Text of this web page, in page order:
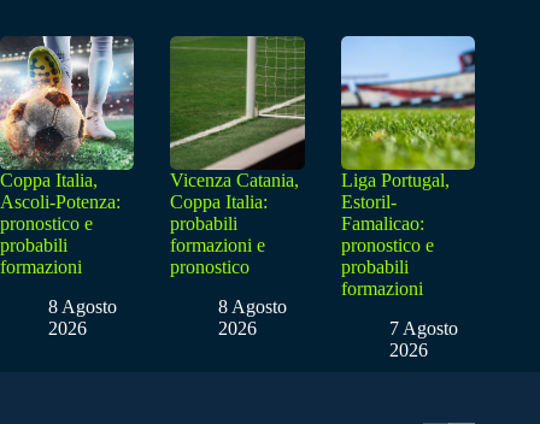
Coppa Italia,
Ascoli-Potenza:
pronostico e
probabili
formazioni
8 Agosto
2026
Vicenza Catania,
Coppa Italia:
probabili
formazioni e
pronostico
8 Agosto
2026
Liga Portugal,
Estoril-
Famalicao:
pronostico e
probabili
formazioni
7 Agosto
2026